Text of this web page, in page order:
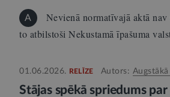
A
Nevienā normatīvajā aktā
to atbilstoši Nekustamā īpašuma
01.06.2026. RELĪZE Autors: Augstākā
Stājas spēkā spriedums